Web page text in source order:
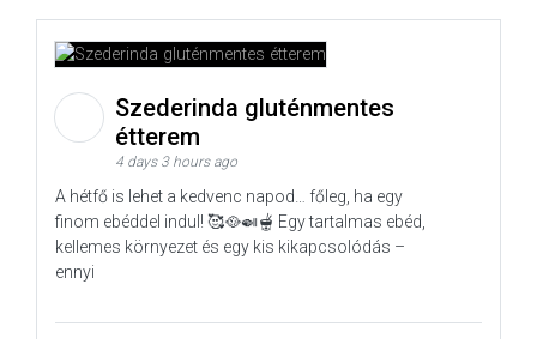
Szederinda gluténmentes
étterem
4 days 3 hours ago
A hétfő is lehet a kedvenc napod… főleg, ha egy
finom ebéddel indul! 🥰🥘🍛🫕 Egy tartalmas ebéd,
kellemes környezet és egy kis kikapcsolódás –
ennyi